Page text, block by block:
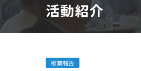
活動紹介
視察報告